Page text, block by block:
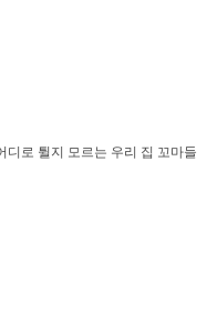
로 튈지 모르는 우리 집 꼬마들